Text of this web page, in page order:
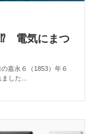
⁉︎ 電気にまつ
嘉永６（1853）年６
した...